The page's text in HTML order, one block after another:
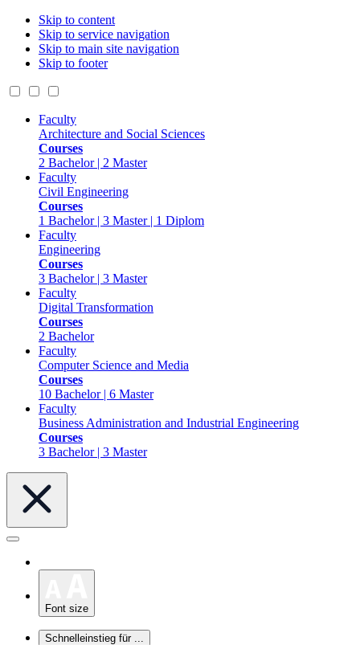
Skip to content
Skip to service navigation
Skip to main site navigation
Skip to footer
Faculty
Architecture and Social Sciences
Courses
2 Bachelor | 2 Master
Faculty
Civil Engineering
Courses
1 Bachelor | 3 Master | 1 Diplom
Faculty
Engineering
Courses
3 Bachelor | 3 Master
Faculty
Digital Transformation
Courses
2 Bachelor
Faculty
Computer Science and Media
Courses
10 Bachelor | 6 Master
Faculty
Business Administration and Industrial Engineering
Courses
3 Bachelor | 3 Master
Font size
Schnelleinstieg für ...